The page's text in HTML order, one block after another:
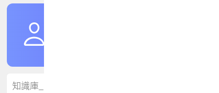
知識庫_會員專屬